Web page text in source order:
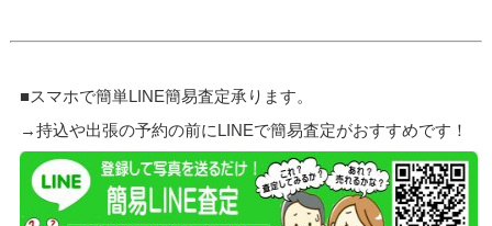
■スマホで簡単LINE簡易査定承ります。
→持込や出張の予約の前にLINEで簡易査定がおすすめです！